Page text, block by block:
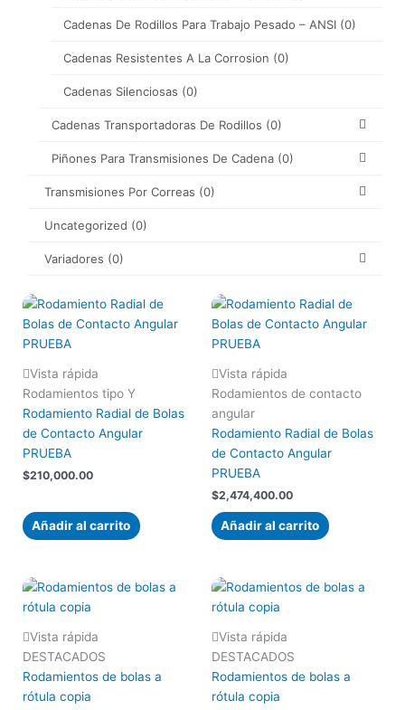
Cadenas De Rodillos Para Trabajo Pesado – ANSI (0)
Cadenas Resistentes A La Corrosion (0)
Cadenas Silenciosas (0)
Cadenas Transportadoras De Rodillos (0)
Piñones Para Transmisiones De Cadena (0)
Transmisiones Por Correas (0)
Uncategorized (0)
Variadores (0)
Vista rápida
Rodamientos tipo Y
Rodamiento Radial de Bolas
de Contacto Angular
PRUEBA
$210,000.00
Añadir al carrito
Vista rápida
Rodamientos de contacto
angular
Rodamiento Radial de Bolas
de Contacto Angular
PRUEBA
$2,474,400.00
Añadir al carrito
Vista rápida
DESTACADOS
Rodamientos de bolas a
rótula copia
Vista rápida
DESTACADOS
Rodamientos de bolas a
rótula copia